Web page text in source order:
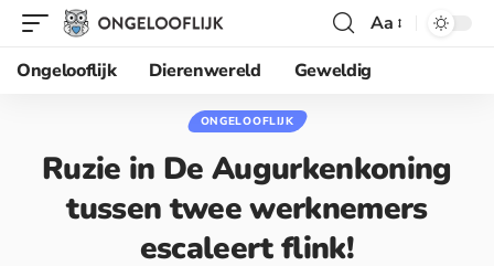
Aa
Ongelooflijk
Dierenwereld Geweldig
ONGELOOFLIJK
Ruzie in De Augurkenkoning
tussen twee werknemers
escaleert flink!